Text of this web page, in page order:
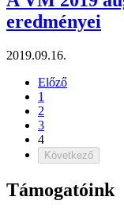
eredményei
2019.09.16.
Előző
1
2
3
4
Következő
Támogatóink